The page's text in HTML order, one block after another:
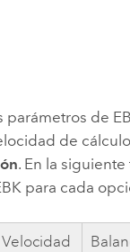
parámetros de
de
. En la siguiente
para cada
Velocidad